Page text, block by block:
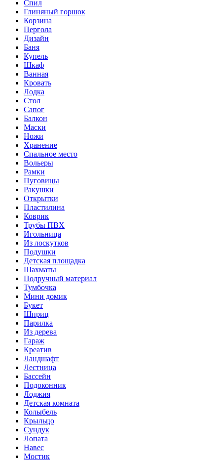
Спил
Глиняный горшок
Корзина
Пергола
Дизайн
Баня
Купель
Шкаф
Ванная
Кровать
Лодка
Стол
Сапог
Балкон
Маски
Ножи
Хранение
Спальное место
Вольеры
Рамки
Пуговицы
Ракушки
Открытки
Пластилина
Коврик
Трубы ПВХ
Игольница
Из лоскутков
Подушки
Детская площадка
Шахматы
Подручный материал
Тумбочка
Мини домик
Букет
Шприц
Парилка
Из дерева
Гараж
Креатив
Ландшафт
Лестница
Бассейн
Подоконник
Лоджия
Детская комната
Колыбель
Крыльцо
Сундук
Лопата
Навес
Мостик